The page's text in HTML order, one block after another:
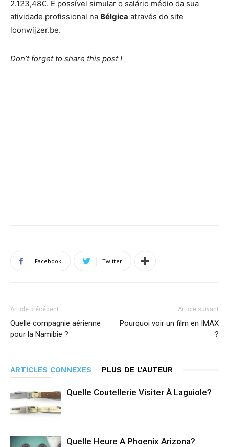
2.123,48€. É possível simular o salário médio da sua
atividade profissional na Bélgica através do site
loonwijzer.be.
Don’t forget to share this post !
Facebook Twitter
Article précédent
Quelle compagnie aérienne
pour la Namibie ?
Article suivant
Pourquoi voir un film en IMAX
?
ARTICLES CONNEXES PLUS DE L'AUTEUR
Quelle Coutellerie Visiter À Laguiole?
Quelle Heure A Phoenix Arizona?